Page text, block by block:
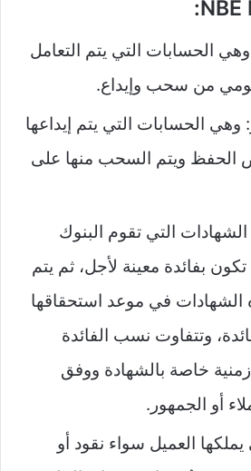
الحسابات التي يتم التعامل
من سحب وإيداع.
وهي الحسابات التي يتم إيداعها
الحفظ ويتم السحب منها على
التي تقوم البنوك
بفائدة معينة لأجل، ثم يتم
في موعد استحقاقها
وتتفاوت نسب الفائدة
خاصة بالشهادة ووفق
أو الجمهور.
يملكها العميل سواء نقود أو